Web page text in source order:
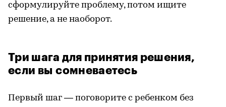
сформулируйте проблему, потом ищите
решение, а не наоборот.
Три шага для принятия решения,
если вы сомневаетесь
Первый шаг — поговорите с ребенком без